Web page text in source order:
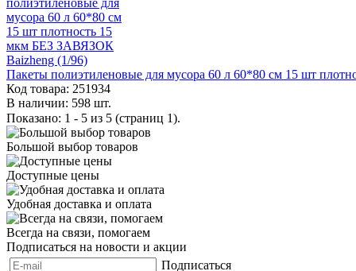
Пакеты полиэтиленовые для мусора 60 л 60*80 см 15 шт
Код товара: 251934
В наличии: 598 шт.
Показано: 1 - 5 из 5 (страниц 1).
Большой выбор товаров
Доступные цены
Удобная доставка и оплата
Всегда на связи, помогаем
Подписаться на новости и акции
Подписаться